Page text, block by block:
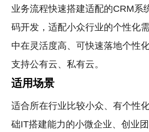
业务流程快速搭建适配的CRM系
码开发，适配小众行业的个性化
中在灵活度高、可快速落地个性
支持公有云、私有云。
适用场景
适合所在行业比较小众、有个性
础IT搭建能力的小微企业、创业团